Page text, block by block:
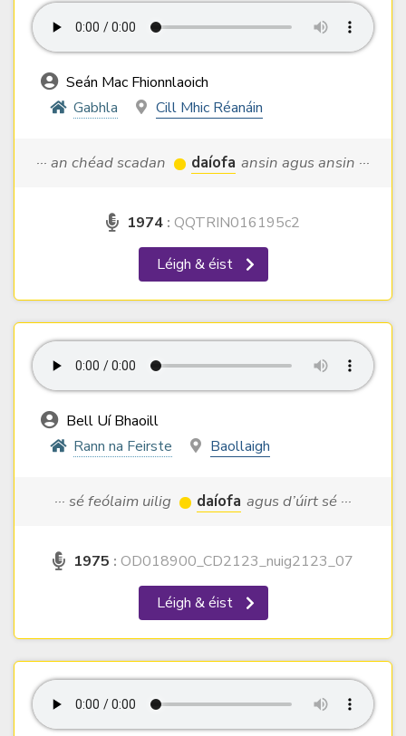
Seán Mac Fhionnlaoich
Gabhla
Cill Mhic Réanáin
··· an chéad scadan daíofa ansin agus ansin ···
1974 : QQTRIN016195c2
Léigh & éist
Bell Uí Bhaoill
Rann na Feirste
Baollaigh
··· sé feólaim uilig daíofa agus d’úirt sé ···
1975 : OD018900_CD2123_nuig2123_07
Léigh & éist